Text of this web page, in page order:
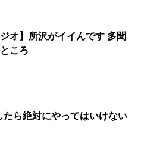
ジオ】所沢がイイんです 多聞
ころ
ら絶対にやってはいけない